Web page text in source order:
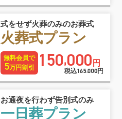
式をせず火葬のみのお葬式
火葬式プラン
無料会員で
5万円割引 150,000 円
税込165,000円
お通夜を行わず告別式のみ
一日葬プラン